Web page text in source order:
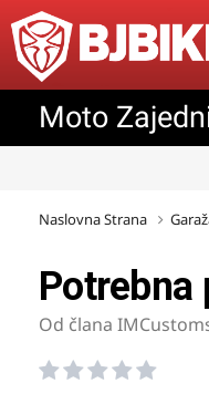
Moto
Naslovna Strana
Potrebna
Od člana